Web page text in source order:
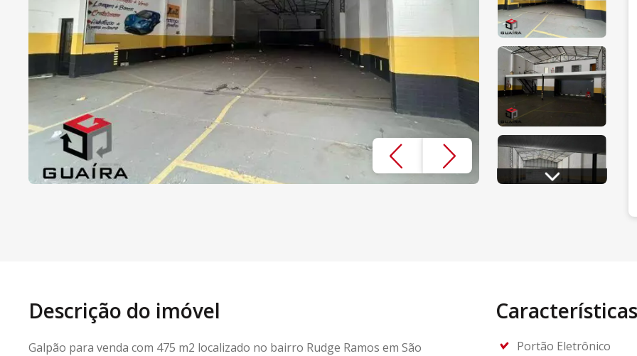
Descrição do imóvel
Galpão para venda com 475 m2 localizado no bairro Rudge Ramos em São
Portão Eletrônico